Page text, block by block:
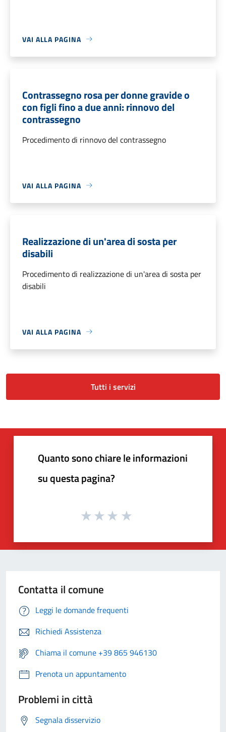
VAI ALLA PAGINA
Contrassegno rosa per donne gravide o
con figli fino a due anni: rinnovo del
contrassegno
Procedimento di rinnovo del contrassegno
VAI ALLA PAGINA
Realizzazione di un'area di sosta per
disabili
Procedimento di realizzazione di un'area di sosta per
disabili
VAI ALLA PAGINA
Tutti i servizi
Quanto sono chiare le informazioni
su questa pagina?
Contatta il comune
Leggi le domande frequenti
Richiedi Assistenza
Chiama il comune +39 865 946130
Prenota un appuntamento
Problemi in città
Segnala disservizio